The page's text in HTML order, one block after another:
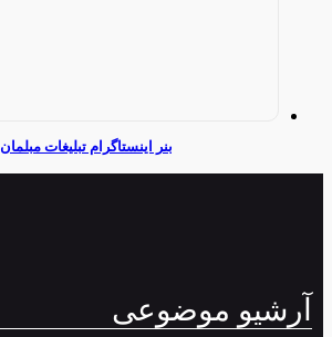
بنر اینستاگرام تبلیغات مبلمان
آرشیو موضوعی